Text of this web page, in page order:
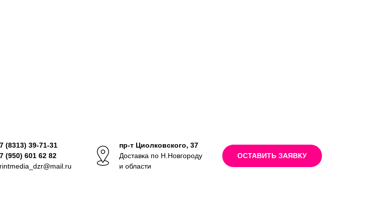
(8313) 39-71-31
(950) 601 62 82
пр-т Циолковского, 37
Доставка по Н.Новгороду
и области
ОСТАВИТЬ ЗАЯВКУ